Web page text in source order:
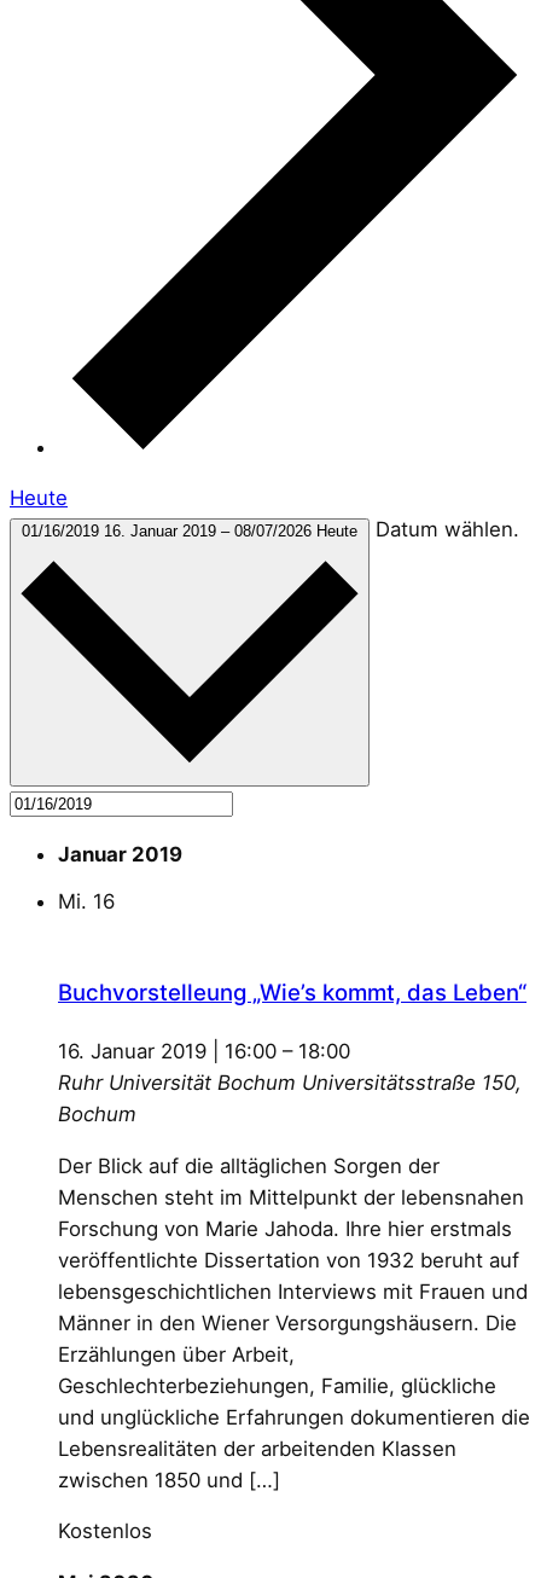
Heute
01/16/2019 16. Januar 2019 – 08/07/2026 Heute Datum wählen.
Januar 2019
Mi. 16
Buchvorstelleung „Wie’s kommt, das Leben“
16. Januar 2019 | 16:00 – 18:00
Ruhr Universität Bochum Universitätsstraße 150,
Bochum
Der Blick auf die alltäglichen Sorgen der
Menschen steht im Mittelpunkt der lebensnahen
Forschung von Marie Jahoda. Ihre hier erstmals
veröffentlichte Dissertation von 1932 beruht auf
lebensgeschichtlichen Interviews mit Frauen und
Männer in den Wiener Versorgungshäusern. Die
Erzählungen über Arbeit,
Geschlechterbeziehungen, Familie, glückliche
und unglückliche Erfahrungen dokumentieren die
Lebensrealitäten der arbeitenden Klassen
zwischen 1850 und […]
Kostenlos